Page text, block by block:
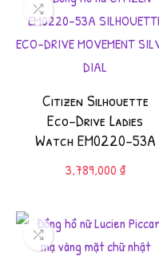
Citizen Silhouette
Eco-Drive Ladies
Watch EM0220-53A
3,789,000 ₫